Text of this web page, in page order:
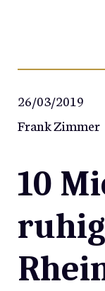
26/03/2019
Frank Zimmer
10